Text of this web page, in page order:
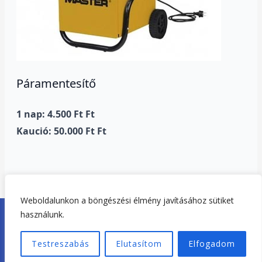
Weboldalunkon a böngészési élmény javításához sütiket
használunk.
Testreszabás Elutasítom Elfogadom
Páramentesítő
1 nap: 4.500 Ft Ft
Kaució: 50.000 Ft Ft
Copyright © 2026. Tisza-tó Gépkölcsönző Tiszafüred |
Weboldal készítés:Tiszató-Webdesign